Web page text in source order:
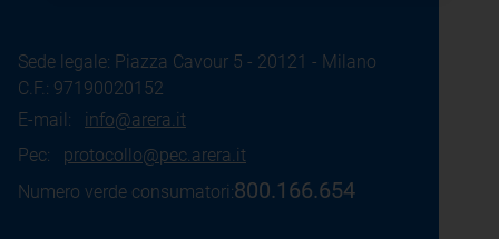
Sede legale: Piazza Cavour 5 - 20121 - Milano
C.F.: 97190020152
E-mail: info@arera.it
Pec: protocollo@pec.arera.it
Numero verde consumatori:800.166.654